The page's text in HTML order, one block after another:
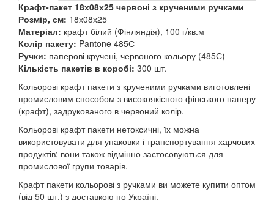
Крафт-пакет 18х08х25 червоні з крученими ручками
Розмір, см: 18х08х25
Матеріал: крафт білий (Фінляндія), 100 г/кв.м
Колір пакету: Pantone 485С
Ручки: паперові кручені, червоного кольору (485С)
Кількість пакетів в коробі: 300 шт.
Кольорові крафт пакети з крученими ручками виготовлені
промисловим способом з високоякісного фінського паперу
(крафт), задрукованого в червоний колір.
Кольорові крафт пакети нетоксичні, їх можна
використовувати для упаковки і транспортування харчових
продуктів; вони також відмінно застосовуються для
промислової групи товарів.
Крафт пакети кольорові з ручками ви можете купити оптом
(від 50 шт.) з доставкою по Україні.